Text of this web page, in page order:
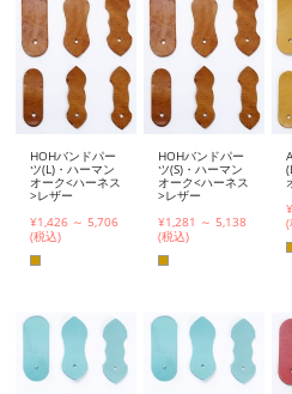
HOHバンドパー
ツ(L)・ハーマン
オーク<ハーネス
>レザー
¥1,426 ～ 5,706
(税込)
HOHバンドパー
ツ(S)・ハーマン
オーク<ハーネス
>レザー
¥1,281 ～ 5,138
(税込)